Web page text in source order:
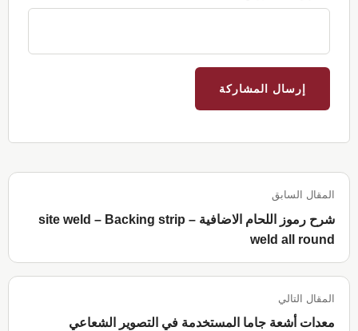
المقال السابق
شرح رموز اللحام الاضافية site weld – Backing strip –
weld all round
المقال التالي
معدات أشعة جاما المستخدمة في التصوير الشعاعي